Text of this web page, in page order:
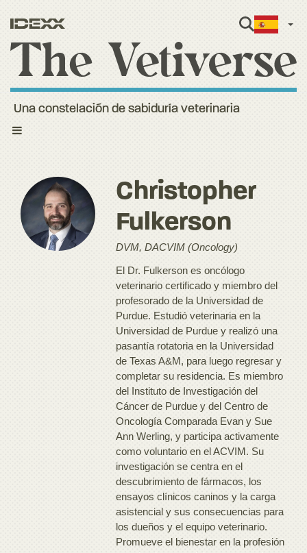
Toggle
Una constelación de sabiduría veterinaria
Christopher
Fulkerson
DVM, DACVIM (Oncology)
El Dr. Fulkerson es oncólogo
veterinario certificado y miembro del
profesorado de la Universidad de
Purdue. Estudió veterinaria en la
Universidad de Purdue y realizó una
pasantía rotatoria en la Universidad
de Texas A&M, para luego regresar y
completar su residencia. Es miembro
del Instituto de Investigación del
Cáncer de Purdue y del Centro de
Oncología Comparada Evan y Sue
Ann Werling, y participa activamente
como voluntario en el ACVIM. Su
investigación se centra en el
descubrimiento de fármacos, los
ensayos clínicos caninos y la carga
asistencial y sus consecuencias para
los dueños y el equipo veterinario.
Promueve el bienestar en la profesión